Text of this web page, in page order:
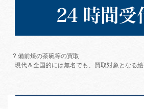
? 備前焼の茶碗等の買取
現代＆全国的には無名でも、買取対象となる